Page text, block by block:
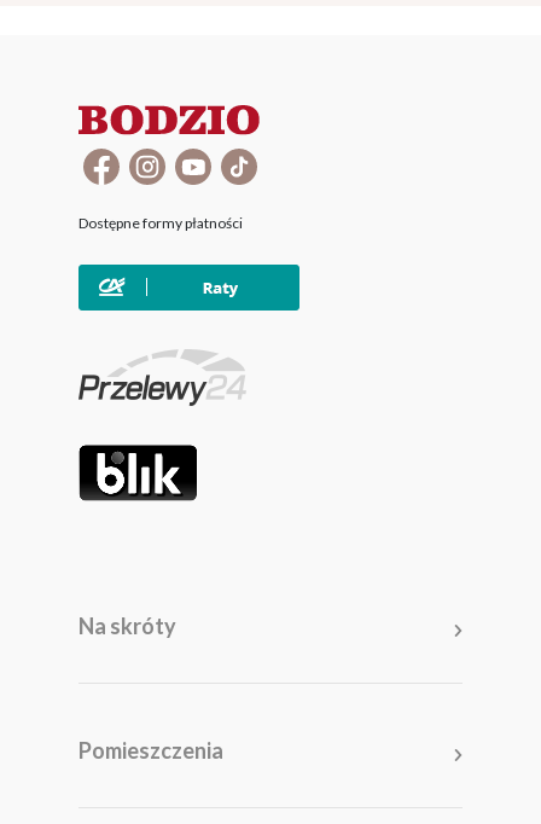
Dostępne formy płatności
Na skróty
Pomieszczenia
Pomieszczenia